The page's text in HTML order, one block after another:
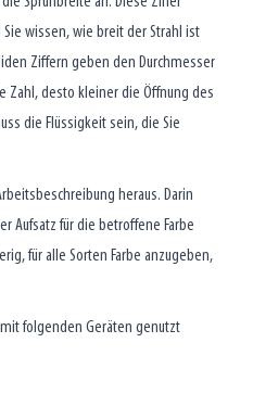
wissen, wie breit der Strahl ist
Ziffern geben den Durchmesser
Zahl, desto kleiner die Öffnung des
die Flüssigkeit sein, die Sie
heraus. Darin
Aufsatz für die betroffene Farbe
für alle Sorten Farbe anzugeben,
folgenden Geräten genutzt